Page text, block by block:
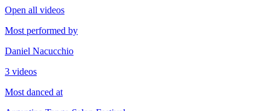
Open all videos
Most performed by
Daniel Nacucchio
3 videos
Most danced at